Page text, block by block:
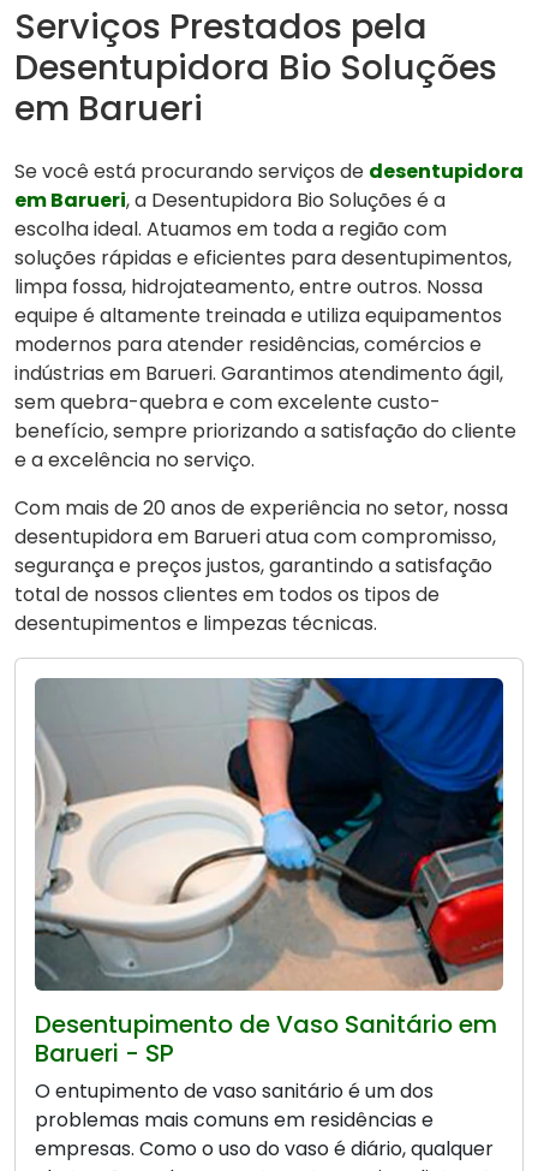
Serviços Prestados pela
Desentupidora Bio Soluções
em Barueri
Se você está procurando serviços de desentupidora
em Barueri, a Desentupidora Bio Soluções é a
escolha ideal. Atuamos em toda a região com
soluções rápidas e eficientes para desentupimentos,
limpa fossa, hidrojateamento, entre outros. Nossa
equipe é altamente treinada e utiliza equipamentos
modernos para atender residências, comércios e
indústrias em Barueri. Garantimos atendimento ágil,
sem quebra-quebra e com excelente custo-
benefício, sempre priorizando a satisfação do cliente
e a excelência no serviço.
Com mais de 20 anos de experiência no setor, nossa
desentupidora em Barueri atua com compromisso,
segurança e preços justos, garantindo a satisfação
total de nossos clientes em todos os tipos de
desentupimentos e limpezas técnicas.
Desentupimento de Vaso Sanitário em
Barueri - SP
O entupimento de vaso sanitário é um dos
problemas mais comuns em residências e
empresas. Como o uso do vaso é diário, qualquer